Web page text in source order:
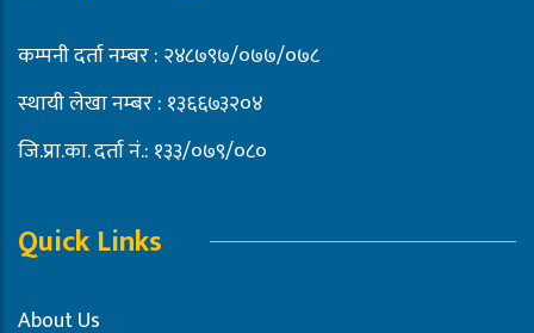
कम्पनी दर्ता नम्बर : २४८७९७/०७७/०७८
स्थायी लेखा नम्बर : १३६६७३२०४
जि.प्रा.का. दर्ता नं.: १३३/०७९/०८०
Quick Links
About Us